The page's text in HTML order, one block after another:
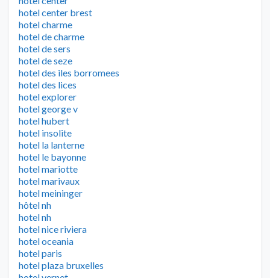
hotel center brest
hotel charme
hotel de charme
hotel de sers
hotel de seze
hotel des iles borromees
hotel des lices
hotel explorer
hotel george v
hotel hubert
hotel insolite
hotel la lanterne
hotel le bayonne
hotel mariotte
hotel marivaux
hotel meininger
hôtel nh
hotel nh
hotel nice riviera
hotel oceania
hotel paris
hotel plaza bruxelles